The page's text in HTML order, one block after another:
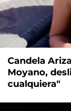
Candela
Moyano,
cualquiera"